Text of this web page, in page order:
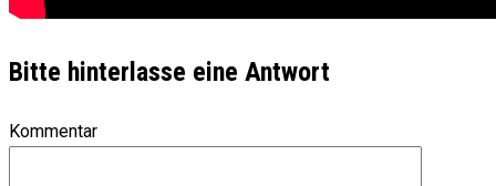
Bitte hinterlasse eine Antwort
Kommentar